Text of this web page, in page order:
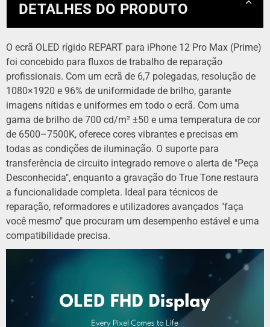
DETALHES DO PRODUTO
O ecrã OLED rígido REPART para iPhone 12 Pro Max (Prime)
foi concebido para fluxos de trabalho de reparação
profissionais. Com um ecrã de 6,7 polegadas, resolução de
1080×1920 e 96% de uniformidade de brilho, garante
imagens nítidas e uniformes em todo o ecrã. Com uma
gama de brilho de 700 cd/m² ±50 e uma temperatura de cor
de 6500–7500K, oferece cores vibrantes e precisas em
todas as condições de iluminação. O suporte para
transferência de circuito integrado remove o alerta de "Peça
Desconhecida", enquanto a gravação do True Tone restaura
a funcionalidade completa. Ideal para técnicos de
reparação, reformadores e utilizadores avançados "faça
você mesmo" que procuram um desempenho estável e uma
compatibilidade precisa.